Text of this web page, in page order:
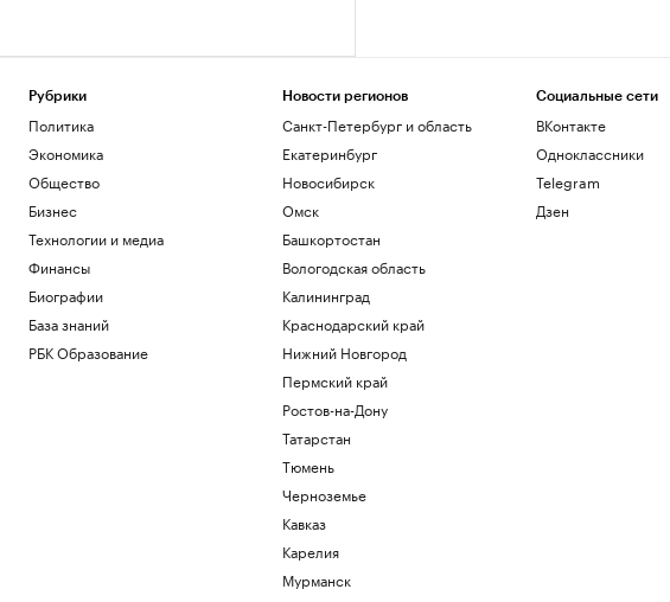
Рубрики
Политика
Экономика
Общество
Бизнес
Технологии и медиа
Финансы
Биографии
База знаний
РБК Образование
Новости регионов
Санкт-Петербург и область
Екатеринбург
Новосибирск
Омск
Башкортостан
Вологодская область
Калининград
Краснодарский край
Нижний Новгород
Пермский край
Ростов-на-Дону
Татарстан
Тюмень
Черноземье
Кавказ
Карелия
Мурманск
Социальные сети
ВКонтакте
Одноклассники
Telegram
Дзен